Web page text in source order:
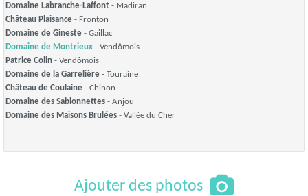
Domaine Labranche-Laffont - Madiran
Château Plaisance - Fronton
Domaine de Gineste - Gaillac
Domaine de Montrieux - Vendômois
Patrice Colin - Vendômois
Domaine de la Garrelière - Touraine
Château de Coulaine - Chinon
Domaine des Sablonnettes - Anjou
Domaine des Maisons Brulées - Vallée du Cher
Ajouter des photos